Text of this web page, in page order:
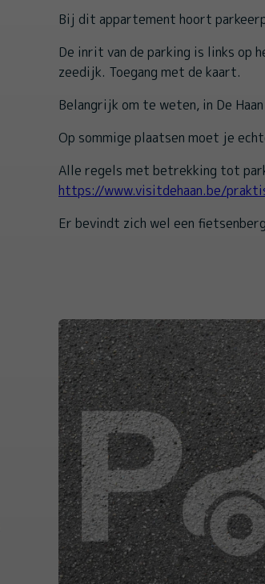
Bij dit appartement hoort
De inrit van de parking is links op
zeedijk. Toegang met de kaart.
Belangrijk om te weten, in De
Op sommige plaatsen moet je
Alle regels met betrekking tot
https://www.visitdehaan.be/
Er bevindt zich wel een